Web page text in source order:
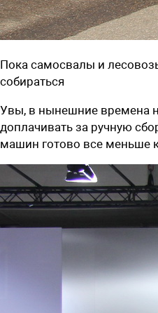
Пока самосвалы и
собираться
Увы, в нынешние времена
доплачивать за ручную
машин готово все меньше